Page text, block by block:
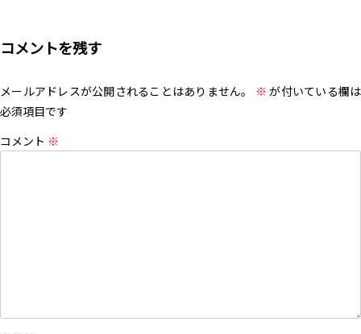
コメントを残す
メールアドレスが公開されることはありません。 ※ が付いている欄は
必須項目です
コメント ※